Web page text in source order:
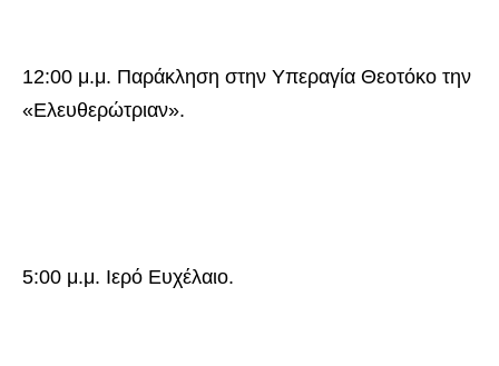
12:00 μ.μ. Παράκληση στην Υπεραγία Θεοτόκο την
«Ελευθερώτριαν».
5:00 μ.μ. Ιερό Ευχέλαιο.